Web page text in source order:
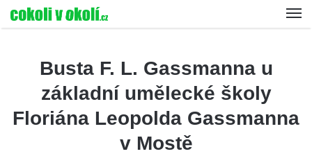
Busta F. L. Gassmanna u
základní umělecké školy
Floriána Leopolda Gassmanna
v Mostě